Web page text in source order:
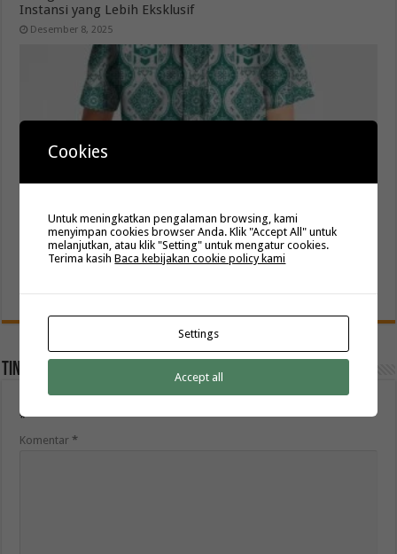
Instansi yang Lebih Eksklusif
Desember 8, 2025
Produksi Seragam Batik Sekolah Motif Custom
Berkualitas Premium
Tinggalkan Balasan
*
Komentar*
Cookies
Untuk meningkatkan pengalaman browsing, kami
menyimpan cookies browser Anda. Klik "Accept All" untuk
melanjutkan, atau klik "Setting" untuk mengatur cookies.
Terima kasihBaca kebijakan cookie policy kami
Settings
Accept all